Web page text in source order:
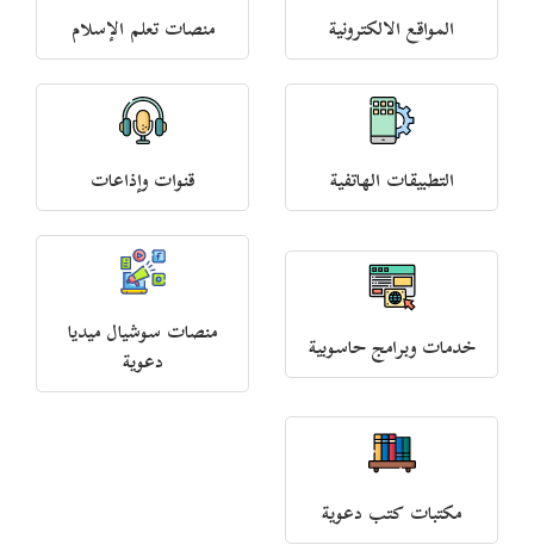
المواقع الالكترونية منصات تعلم الإسلام
التطبيقات الهاتفية قنوات وإذاعات
خدمات وبرامج حاسوبية
منصات سوشيال ميديا
دعوية
مكتبات كتب دعوية